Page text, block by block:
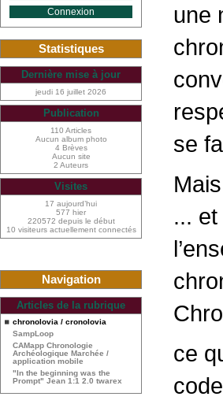
une
se
...
ce
Connexion
Statistiques
Dernière mise à jour
jeudi 16 juillet 2026
Publication
110 Articles
Aucun album photo
4 Brèves
Aucun site
2 Auteurs
Visites
17 aujourd’hui
577 hier
220572 depuis le début
10 visiteurs actuellement connectés
Navigation
Articles de la rubrique
chronolovia / cronolovia
SampLoop
CAMapp Chronologie
Archéologique Marchée /
application mobile
"In the beginning was the
Prompt" Jean 1:1 2.0 twarex